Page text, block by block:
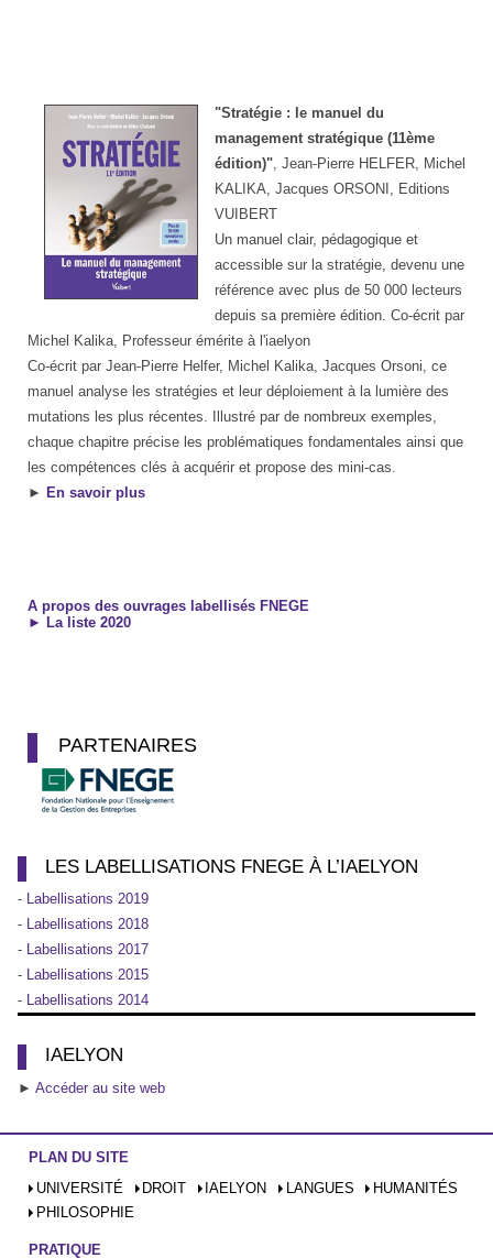
"Stratégie : le manuel du
management stratégique (11ème
édition)", Jean-Pierre HELFER, Michel
KALIKA, Jacques ORSONI, Editions
VUIBERT
Un manuel clair, pédagogique et
accessible sur la stratégie, devenu une
référence avec plus de 50 000 lecteurs
depuis sa première édition. Co-écrit par
Michel Kalika, Professeur émérite à l'iaelyon
Co-écrit par Jean-Pierre Helfer, Michel Kalika, Jacques Orsoni, ce
manuel analyse les stratégies et leur déploiement à la lumière des
mutations les plus récentes. Illustré par de nombreux exemples,
chaque chapitre précise les problématiques fondamentales ainsi que
les compétences clés à acquérir et propose des mini-cas.
► En savoir plus
A propos des ouvrages labellisés FNEGE
► La liste 2020
PARTENAIRES
LES LABELLISATIONS FNEGE À L’IAELYON
- Labellisations 2019
- Labellisations 2018
- Labellisations 2017
- Labellisations 2015
- Labellisations 2014
IAELYON
► Accéder au site web
PLAN DU SITE
UNIVERSITÉ
DROIT IAELYON LANGUES
HUMANITÉS
PHILOSOPHIE
PRATIQUE